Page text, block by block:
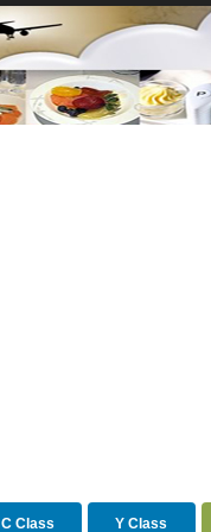
C Class Y Class